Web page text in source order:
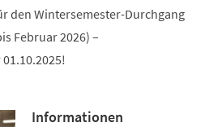
den Wintersemester-Durchgang
Februar 2026) –
Informationen